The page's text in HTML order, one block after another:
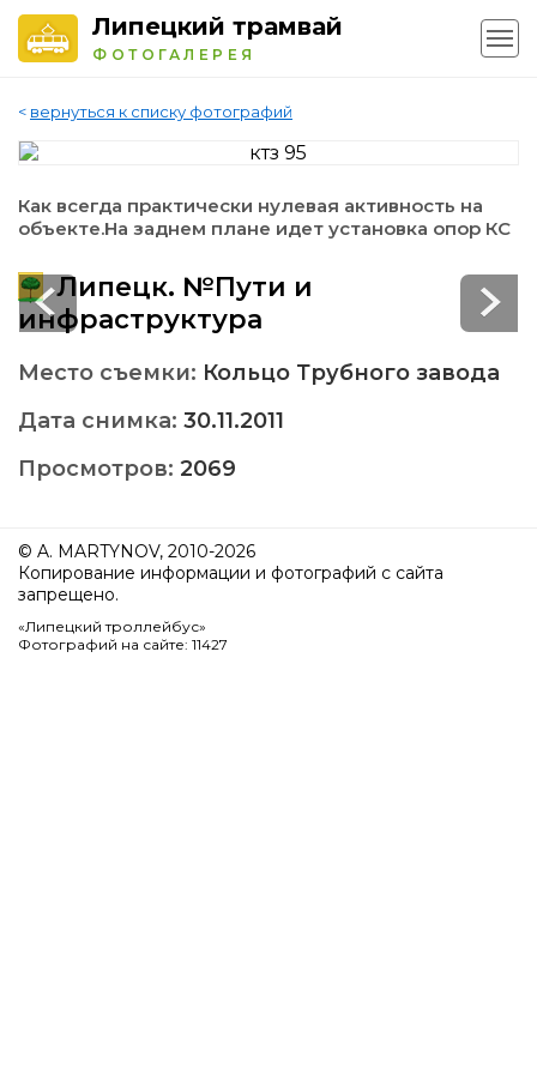
Липецкий трамвай
ФОТОГАЛЕРЕЯ
< вернуться к списку фотографий
Как всегда практически нулевая активность на
объекте.На заднем плане идет установка опор КС
Липецк. №Пути и
инфраструктура
Место съемки: Кольцо Трубного завода
Дата снимка: 30.11.2011
Просмотров: 2069
© A. MARTYNOV, 2010-2026
Копирование информации и фотографий с сайта
запрещено.
«Липецкий троллейбус»
Фотографий на сайте: 11427